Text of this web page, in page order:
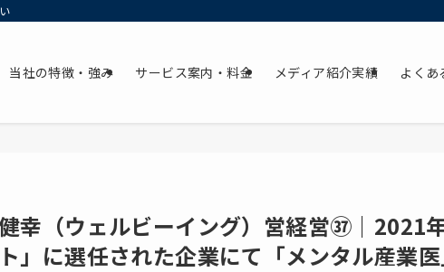
当社の特徴・強み サービス案内・料金 メディア紹介実績 よくあ
幸（ウェルビーイング）営経営㊲｜2021
ト」に選任された企業にて「メンタル産業